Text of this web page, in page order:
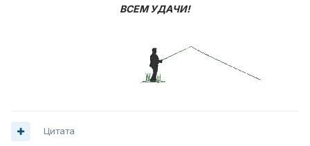
ВСЕМ УДАЧИ!
Цитата